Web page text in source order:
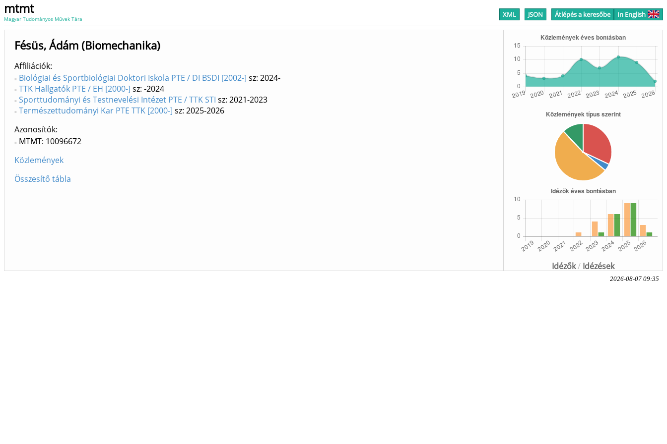
mtmt
Magyar Tudományos Művek Tára XML JSON Átlépés a keresőbe In English
Idézők/ Idézések
Fésüs, Ádám (Biomechanika)
Affiliációk
Biológiai és Sportbiológiai Doktori Iskola PTE / DI BSDI [2002-] sz: 2024-
TTK Hallgatók PTE / EH [2000-] sz: -2024
Sporttudományi és Testnevelési Intézet PTE / TTK STI sz: 2021-2023
Természettudományi Kar PTE TTK [2000-] sz: 2025-2026
Azonosítók
MTMT: 10096672
Közlemények
Összesítő tábla
2026-08-07 09:35